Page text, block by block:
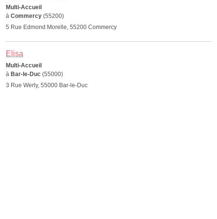
Multi-Accueil
à Commercy (55200)
5 Rue Edmond Morelle, 55200 Commercy
Elisa
Multi-Accueil
à Bar-le-Duc (55000)
3 Rue Werly, 55000 Bar-le-Duc